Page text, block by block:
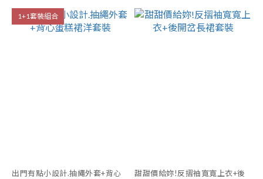
1+1套裝組合
出門有點小設計.抽繩外套+背心
甜甜價給妳!反摺袖寬寬上衣+後